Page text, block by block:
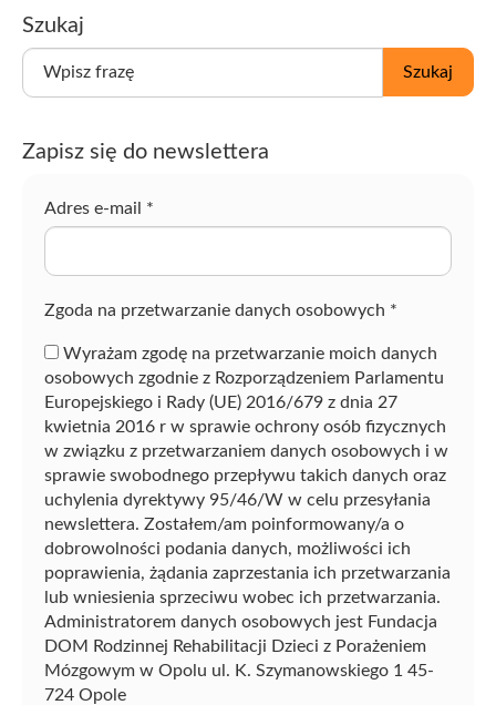
Szukaj
W
z
Szukaj
Zapisz się do newslettera
Adres e-mail *
Zgoda na przetwarzanie danych osobowych *
Wyrażam zgodę na przetwarzanie moich danych
osobowych zgodnie z Rozporządzeniem Parlamentu
Europejskiego i Rady (UE) 2016/679 z dnia 27
kwietnia 2016 r w sprawie ochrony osób fizycznych
w związku z przetwarzaniem danych osobowych i w
sprawie swobodnego przepływu takich danych oraz
uchylenia dyrektywy 95/46/W w celu przesyłania
newslettera. Zostałem/am poinformowany/a o
dobrowolności podania danych, możliwości ich
poprawienia, żądania zaprzestania ich przetwarzania
lub wniesienia sprzeciwu wobec ich przetwarzania.
Administratorem danych osobowych jest Fundacja
DOM Rodzinnej Rehabilitacji Dzieci z Porażeniem
Mózgowym w Opolu ul. K. Szymanowskiego 1 45-
724 Opole